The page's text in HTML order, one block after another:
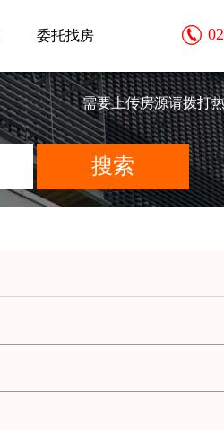
委托找房
需要上传房源请拨打